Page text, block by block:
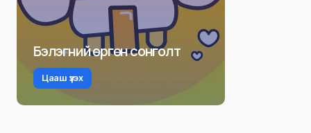
Бэлэгний өргөн сонголт
Цааш үзэх